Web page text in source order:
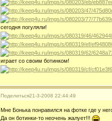
сегодня погуляли!
играет со своим ботинком!
Поделиться21-3-2008 22:44:49
Мне Бонька понравился на фотке где у
Да он ботинки-то неочень жалует!!!